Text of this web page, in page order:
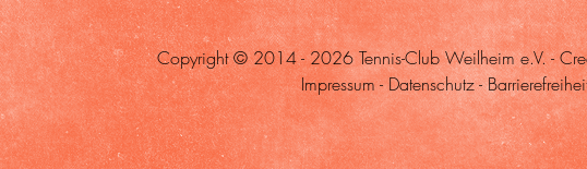
Copyright © 2014 - 2026 Tennis-Club Weilheim e.V. -
Impressum-Datenschutz-